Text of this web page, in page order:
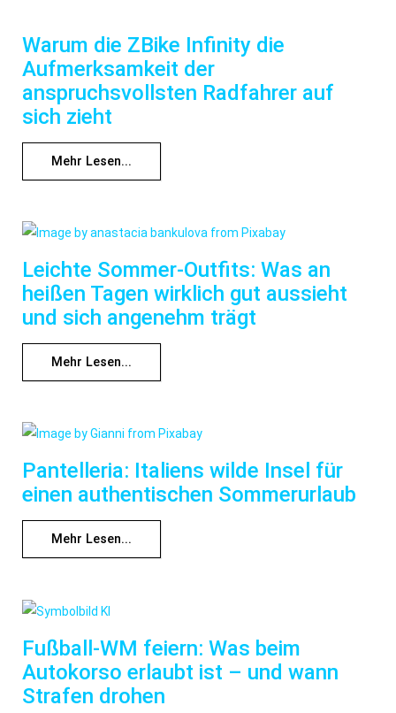
Warum die ZBike Infinity die
Aufmerksamkeit der
anspruchsvollsten Radfahrer auf
sich zieht
Mehr Lesen...
Leichte Sommer-Outfits: Was an
heißen Tagen wirklich gut aussieht
und sich angenehm trägt
Mehr Lesen...
Pantelleria: Italiens wilde Insel für
einen authentischen Sommerurlaub
Mehr Lesen...
Fußball-WM feiern: Was beim
Autokorso erlaubt ist – und wann
Strafen drohen